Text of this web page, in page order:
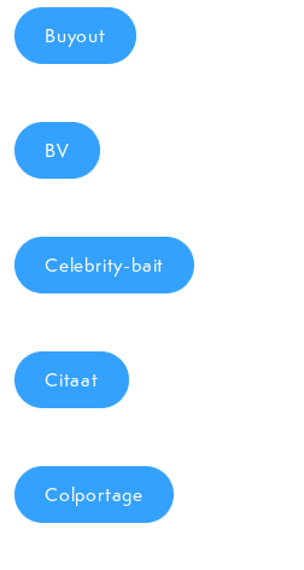
Buyout
BV
Celebrity-bait
Citaat
Colportage